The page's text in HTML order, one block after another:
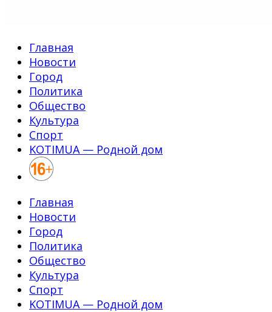
Главная
Новости
Город
Политика
Общество
Культура
Спорт
KOTIMUA — Родной дом
Главная
Новости
Город
Политика
Общество
Культура
Спорт
KOTIMUA — Родной дом